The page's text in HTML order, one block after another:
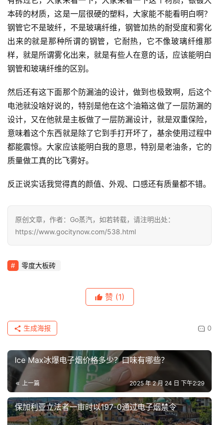
本砖的材质，这是一层很硬的塑料，大家能不能看明白啊？
钢管它不是玻纤，不是玻璃纤维，钢管加热的耐受度和雾化
出来的就是那种所谓的钢管，它耐热，它不像玻璃纤维那
样，就是所谓雾化出来，就是有些人在意的话，应该能明白
钢管和玻璃纤维的区别。
然后还有这下面那个防漏油的设计，做到也极致啊，后这个
电池就没啥好说的，特别是他在这个油箱这做了一层防漏的
设计，又在他就是主板做了一层防漏设计，就是双重保险，
意味着这个东西就是除了它到手打开坏了，基余使用过程中
都能震惊。大家应该能明白我的意思，特别是老油条，它的
质量做工真的比飞雾好。
反正说实话我觉得真的颜值、外观、口感还有质量都不错。
原创文章，作者：Go蒸汽，如若转载，请注明出处：
https://www.gocitynow.com/538.html
零度大板砖
赞 (1)
0
生成海报
Ice Max冰爆电子烟价格多少？口味有哪些？
上一篇 2025 年 2 月 24 日 下午2:29
保加利亚立法者一审时以197-0通过电子烟禁令